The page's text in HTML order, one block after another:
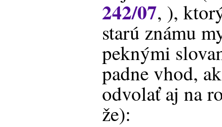
242/07, ),
starú známu
peknými
padne vhod,
odvolať aj na
že):